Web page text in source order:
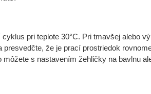
pri teplote 30°C. Pri tmavšej alebo
že je prací prostriedok
s nastavením žehličky na bavlnu